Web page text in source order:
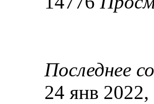
Последнее
24 янв